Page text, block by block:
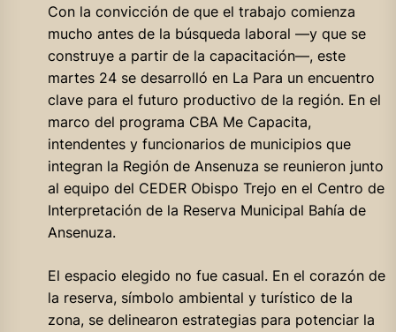
Con la convicción de que el trabajo comienza
mucho antes de la búsqueda laboral —y que se
construye a partir de la capacitación—, este
martes 24 se desarrolló en La Para un encuentro
clave para el futuro productivo de la región. En el
marco del programa CBA Me Capacita,
intendentes y funcionarios de municipios que
integran la Región de Ansenuza se reunieron junto
al equipo del CEDER Obispo Trejo en el Centro de
Interpretación de la Reserva Municipal Bahía de
Ansenuza.
El espacio elegido no fue casual. En el corazón de
la reserva, símbolo ambiental y turístico de la
zona, se delinearon estrategias para potenciar la